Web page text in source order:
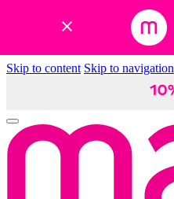
Skip to content Skip to navigation